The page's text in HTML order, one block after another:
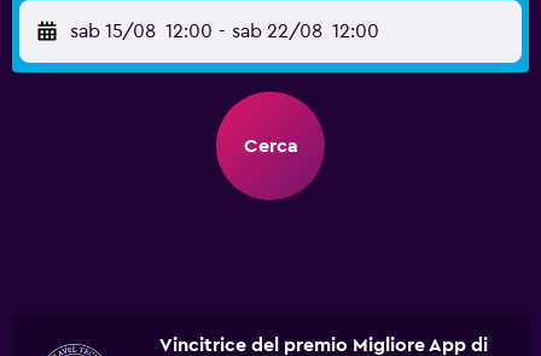
sab 15/08 12:00 - sab 22/08 12:00
Cerca
Vincitrice del premio Migliore App di